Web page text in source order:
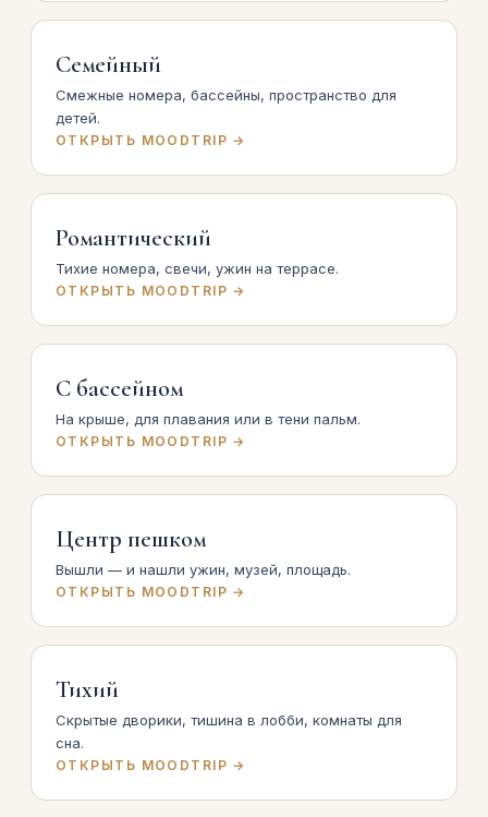
Семейный
Смежные номера, бассейны, пространство для
детей.
ОТКРЫТЬ MOODTRIP →
Романтический
Тихие номера, свечи, ужин на террасе.
ОТКРЫТЬ MOODTRIP →
С бассейном
На крыше, для плавания или в тени пальм.
ОТКРЫТЬ MOODTRIP →
Центр пешком
Вышли — и нашли ужин, музей, площадь.
ОТКРЫТЬ MOODTRIP →
Тихий
Скрытые дворики, тишина в лобби, комнаты для
сна.
ОТКРЫТЬ MOODTRIP →